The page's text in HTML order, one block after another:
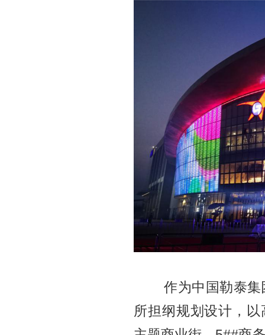
作为中国勒泰集团
所担纲规划设计，